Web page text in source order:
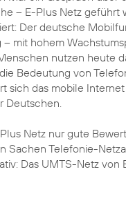
– E-Plus Netz geführt
Der deutsche
mit hohem
nutzen heute
Bedeutung von
sich das mobile
Deutschen.
Netz nur gute
Sachen Telefonie-
Das UMTS-Netz